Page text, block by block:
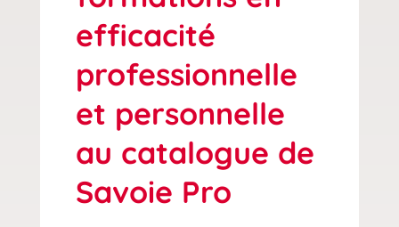
efficacité
professionnelle
et personnelle
au catalogue de
Savoie Pro